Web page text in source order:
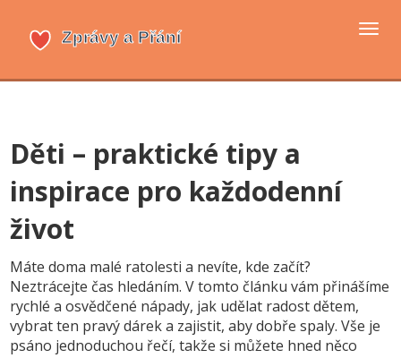
Děti – praktické tipy a
inspirace pro každodenní
život
Máte doma malé ratolesti a nevíte, kde začít?
Neztrácejte čas hledáním. V tomto článku vám přinášíme
rychlé a osvědčené nápady, jak udělat radost dětem,
vybrat ten pravý dárek a zajistit, aby dobře spaly. Vše je
psáno jednoduchou řečí, takže si můžete hned něco